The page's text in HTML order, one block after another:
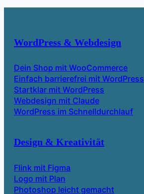
WordPress & Webdesign
Dein Shop mit WooCommerce
Einfach barrierefrei mit WordPress
Startklar mit WordPress
Webdesign mit Claude
WordPress im Schnelldurchlauf
Design & Kreativität
Flink mit Figma
Logo mit Plan
Photoshop leicht gemacht